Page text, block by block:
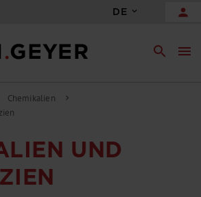
DE person
search menu
Chemikalien chevron_right
UND